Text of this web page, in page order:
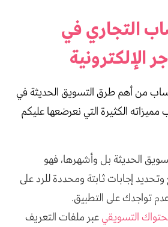
التجاري في
الإلكترونية
من أهم طرق التسويق الحديثة في
مميزاته الكثيرة التي نعرضعها عليكم
الحديثة بل وأشهرها، فهو
إجابات ثابتة ومحددة للرد على
تواجدك على التطبيق.
التسويقيعبر ملفات التعريف